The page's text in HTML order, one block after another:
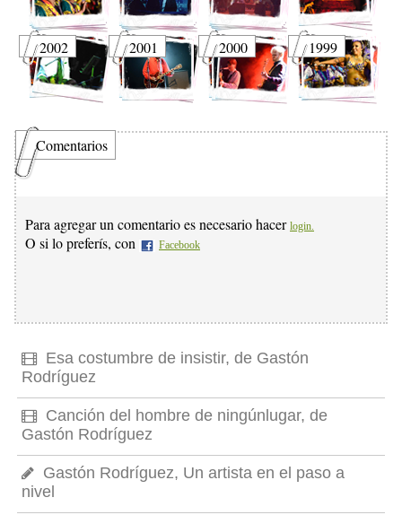
2002 2001 2000 1999
Comentarios
Para agregar un comentario es necesario hacer login.
O si lo preferís, con Facebook
Esa costumbre de insistir, de Gastón
Rodríguez
Canción del hombre de ningúnlugar, de
Gastón Rodríguez
Gastón Rodríguez, Un artista en el paso a
nivel